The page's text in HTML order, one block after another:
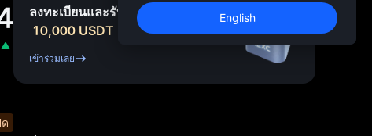
สมัครสมาชิกตลาดยูนิตรีสตาร์ 10 ส.ค.
SPCX พุ่งแม้ล็อกอัปหมดอายุ
English
ลงทะเบียนและรับโบนัสสูงถึง
10,000 USDT
เข้าร่วมเลย